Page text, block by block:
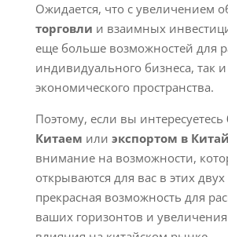
Ожидается, что с увеличением
торговли и взаимных
еще больше возможностей для
индивидуального бизнеса, так
экономического пространства.
Поэтому, если вы интересуетесь
Китаем или экспортом в Китай
внимание на возможности,
открываются для вас в этих двух
прекрасная возможность для
ваших горизонтов и